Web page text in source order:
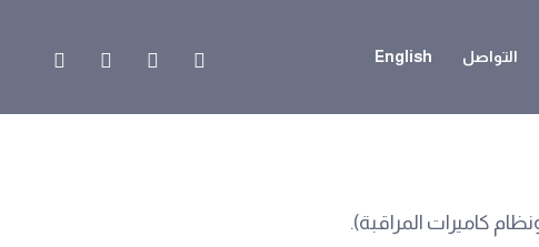
التواصل English
كاميرات المراقبة).